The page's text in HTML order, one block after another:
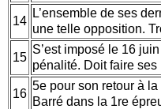
14
L’ensemble de ses
une telle opposition.
15
S’est imposé le 16
pénalité. Doit faire ses
16
5e pour son retour à
Barré dans la 1re